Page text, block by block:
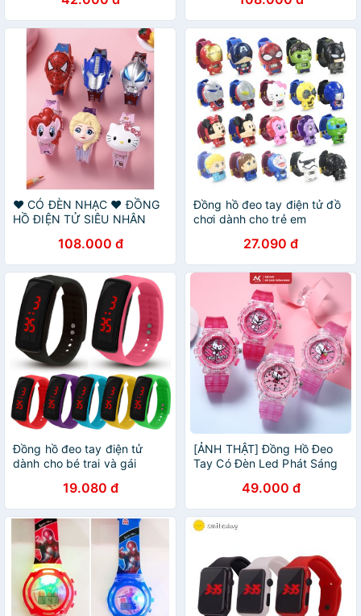
❤️ CÓ ĐÈN NHẠC ❤️ ĐỒNG
HỒ ĐIỆN TỬ SIÊU NHÂN
108.000 đ
Đồng hồ đeo tay điện tử đồ
chơi dành cho trẻ em
27.090 đ
Đồng hồ đeo tay điện tử
dành cho bé trai và gái
19.080 đ
[ẢNH THẬT] Đồng Hồ Đeo
Tay Có Đèn Led Phát Sáng
Sáng Siêu Dễ Thương
49.000 đ